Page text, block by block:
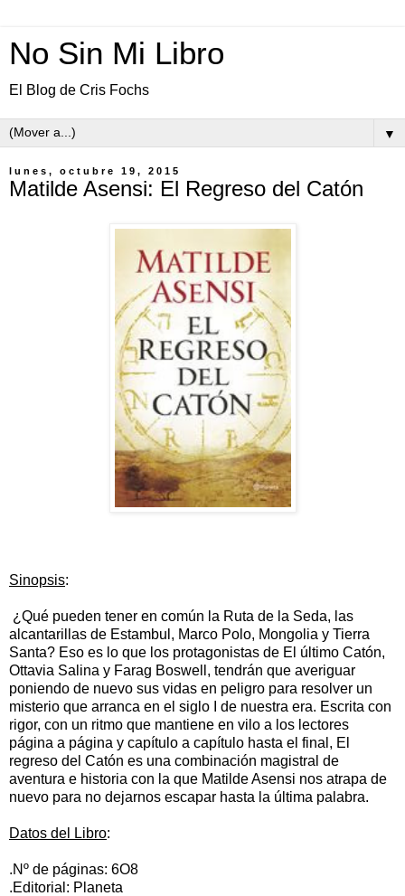
No Sin Mi Libro
El Blog de Cris Fochs
▼
lunes, octubre 19, 2015
Matilde Asensi: El Regreso del Catón
Sinopsis:
¿Qué pueden tener en común la Ruta de la Seda, las
alcantarillas de Estambul, Marco Polo, Mongolia y Tierra
Santa? Eso es lo que los protagonistas de El último Catón,
Ottavia Salina y Farag Boswell, tendrán que averiguar
poniendo de nuevo sus vidas en peligro para resolver un
misterio que arranca en el siglo I de nuestra era. Escrita con
rigor, con un ritmo que mantiene en vilo a los lectores
página a página y capítulo a capítulo hasta el final, El
regreso del Catón es una combinación magistral de
aventura e historia con la que Matilde Asensi nos atrapa de
nuevo para no dejarnos escapar hasta la última palabra.
Datos del Libro:
.Nº de páginas: 6O8
.Editorial: Planeta